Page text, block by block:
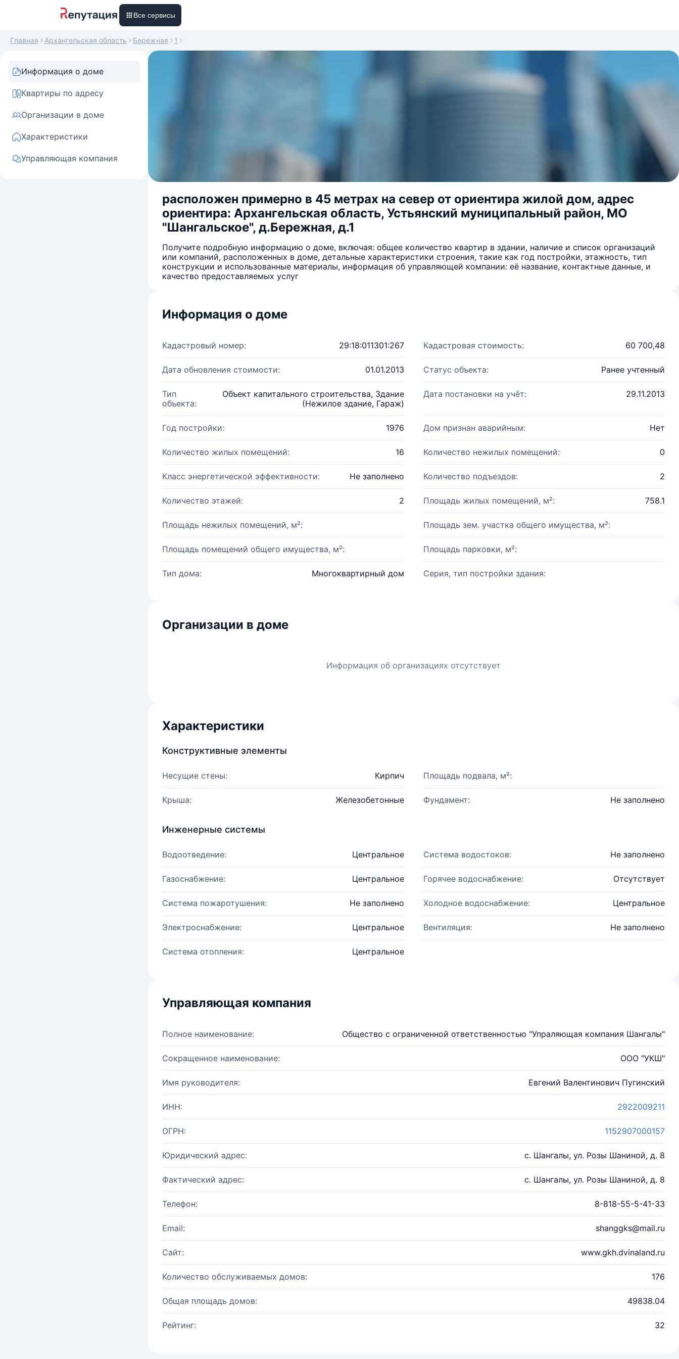
Все сервисы
Главная Архангельская область Бережная 1
Информация о доме
Квартиры по адресу
Организации в доме
Характеристики
Управляющая компания
расположен примерно в 45 метрах на север от ориентира жилой дом, адрес
ориентира: Архангельская область, Устьянский муниципальный район, МО
"Шангальское", д.Бережная, д.1
Получите подробную информацию о доме, включая: общее количество квартир в здании, наличие и список организаций
или компаний, расположенных в доме, детальные характеристики строения, такие как год постройки, этажность, тип
конструкции и использованные материалы, информация об управляющей компании: её название, контактные данные, и
качество предоставляемых услуг
Информация о доме
Кадастровый номер: 29:18:011301:267 Кадастровая стоимость: 60 700,48
Дата обновления стоимости: 01.01.2013 Статус объекта: Ранее учтенный
Тип
объекта:
Объект капитального строительства, Здание
(Нежилое здание, Гараж)
Дата постановки на учёт: 29.11.2013
Год постройки: 1976 Дом признан аварийным: Нет
Количество жилых помещений: 16 Количество нежилых помещений: 0
Класс энергетической эффективности: Не заполнено Количество подъездов: 2
Количество этажей: 2 Площадь жилых помещений, м²: 758.1
Площадь нежилых помещений, м²: Площадь зем. участка общего имущества, м²:
Площадь помещений общего имущества, м²: Площадь парковки, м²:
Тип дома: Многоквартирный дом Серия, тип постройки здания:
Организации в доме
Информация об организациях отсутствует
Характеристики
Конструктивные элементы
Несущие стены: Кирпич Площадь подвала, м²:
Крыша: Железобетонные Фундамент: Не заполнено
Инженерные системы
Водоотведение: Центральное Система водостоков: Не заполнено
Газоснабжение: Центральное Горячее водоснабжение: Отсутствует
Система пожаротушения: Не заполнено Холодное водоснабжение: Центральное
Электроснабжение: Центральное Вентиляция: Не заполнено
Система отопления: Центральное
Управляющая компания
Полное наименование: Общество с ограниченной ответственностью "Упраляющая компания Шангалы"
Сокращенное наименование: ООО "УКШ"
Имя руководителя: Евгений Валентинович Пугинский
ИНН: 2922009211
ОГРН: 1152907000157
Юридический адрес: с. Шангалы, ул. Розы Шаниной, д. 8
Фактический адрес: с. Шангалы, ул. Розы Шаниной, д. 8
Телефон: 8-818-55-5-41-33
Email: shanggks@mail.ru
Сайт: www.gkh.dvinaland.ru
Количество обслуживаемых домов: 176
Общая площадь домов: 49838.04
Рейтинг: 32